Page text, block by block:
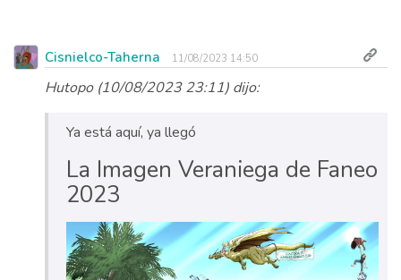
Cisnielco-Taherna 11/08/2023 14:50
Hutopo (10/08/2023 23:11) dijo:
Ya está aquí, ya llegó
La Imagen Veraniega de Faneo
2023